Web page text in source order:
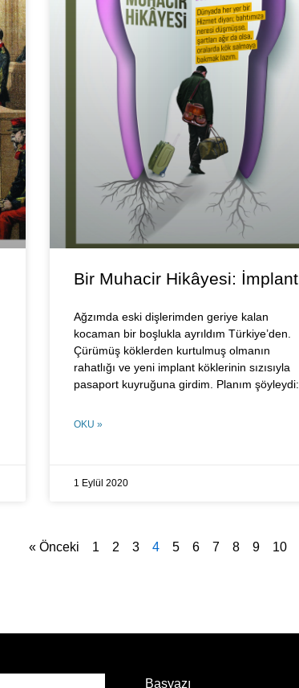
Bir Muhacir Hikâyesi: İmplant
Ağzımda eski dişlerimden geriye kalan
kocaman bir boşlukla ayrıldım Türkiye’den.
Çürümüş köklerden kurtulmuş olmanın
rahatlığı ve yeni implant köklerinin sızısıyla
pasaport kuyruğuna girdim. Planım şöyleydi:
OKU »
1 Eylül 2020
« Önceki 1 2 3 4 5 6 7 8 9 10
Başyazı